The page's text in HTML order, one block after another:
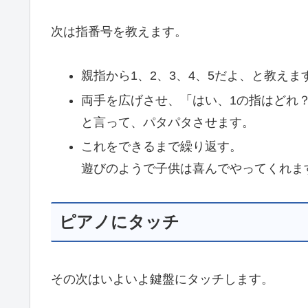
次は指番号を教えます。
親指から1、2、3、4、5だよ、と教えま
両手を広げさせ、「はい、1の指はどれ？
と言って、パタパタさせます。
これをできるまで繰り返す。
遊びのようで子供は喜んでやってくれま
ピアノにタッチ
その次はいよいよ鍵盤にタッチします。